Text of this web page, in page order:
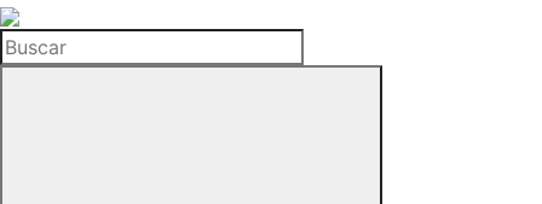
La
Hemeroteca
del
Buscar